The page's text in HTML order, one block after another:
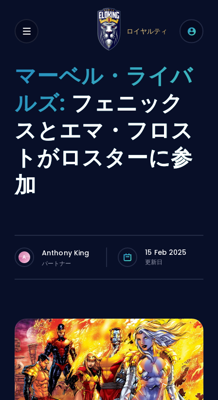
ロイヤルティ
マーベル・ライバ
ルズ: フェニック
スとエマ・フロス
トがロスターに参
加
A Anthony King
パートナー
15 Feb 2025
更新日